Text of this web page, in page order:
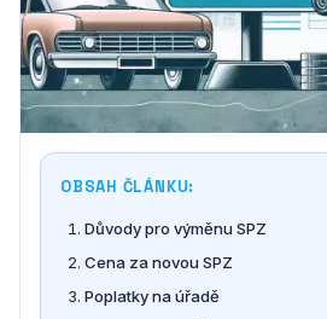
OBSAH ČLÁNKU:
Důvody pro výměnu SPZ
Cena za novou SPZ
Poplatky na úřadě